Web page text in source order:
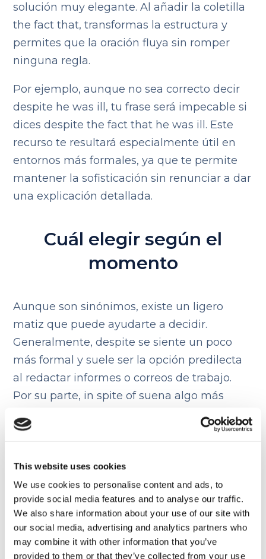
This website uses cookies
We use cookies to personalise content and ads, to
provide social media features and to analyse our traffic.
We also share information about your use of our site with
our social media, advertising and analytics partners who
may combine it with other information that you’ve
provided to them or that they’ve collected from your use
solución muy elegante. Al añadir la coletilla
the fact that, transformas la estructura y
permites que la oración fluya sin romper
ninguna regla.
Por ejemplo, aunque no sea correcto decir
despite he was ill, tu frase será impecable si
dices despite the fact that he was ill. Este
recurso te resultará especialmente útil en
entornos más formales, ya que te permite
mantener la sofisticación sin renunciar a dar
una explicación detallada.
Cuál elegir según el
momento
Aunque son sinónimos, existe un ligero
matiz que puede ayudarte a decidir.
Generalmente, despite se siente un poco
más formal y suele ser la opción predilecta
al redactar informes o correos de trabajo.
Por su parte, in spite of suena algo más
conversaciones cotidianas.
Esta distinción es mínima y te animo a que
dinámicos. Así demostrarás que conoces
bien la diferencia entre despite y in spite of
y que sabes jugar con las herramientas del
idioma.